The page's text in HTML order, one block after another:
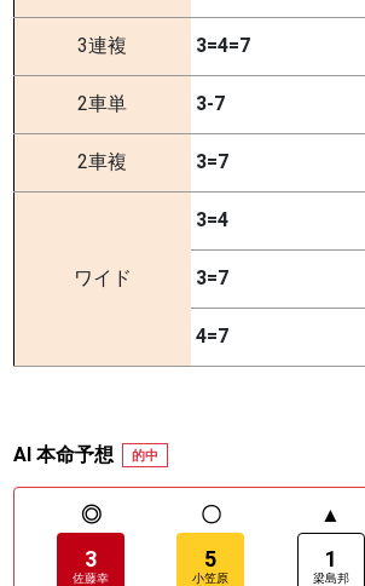
3連複 3=4=7
2車単 3-7
2車複 3=7
ワイド
3=4
3=7
4=7
AI 本命予想 的中
◎
3
佐藤幸
〇
5
小笠原
▲
1
梁島邦